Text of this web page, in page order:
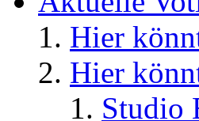
Hier
Hier
Studio